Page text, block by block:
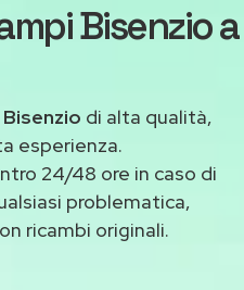
Bisenzio a
di alta qualità,
esperienza.
24/48 ore in caso di
problematica,
ricambi originali.